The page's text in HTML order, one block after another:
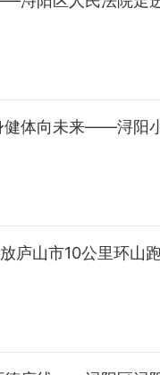
健体向未来——浔阳
庐山市10公里环山